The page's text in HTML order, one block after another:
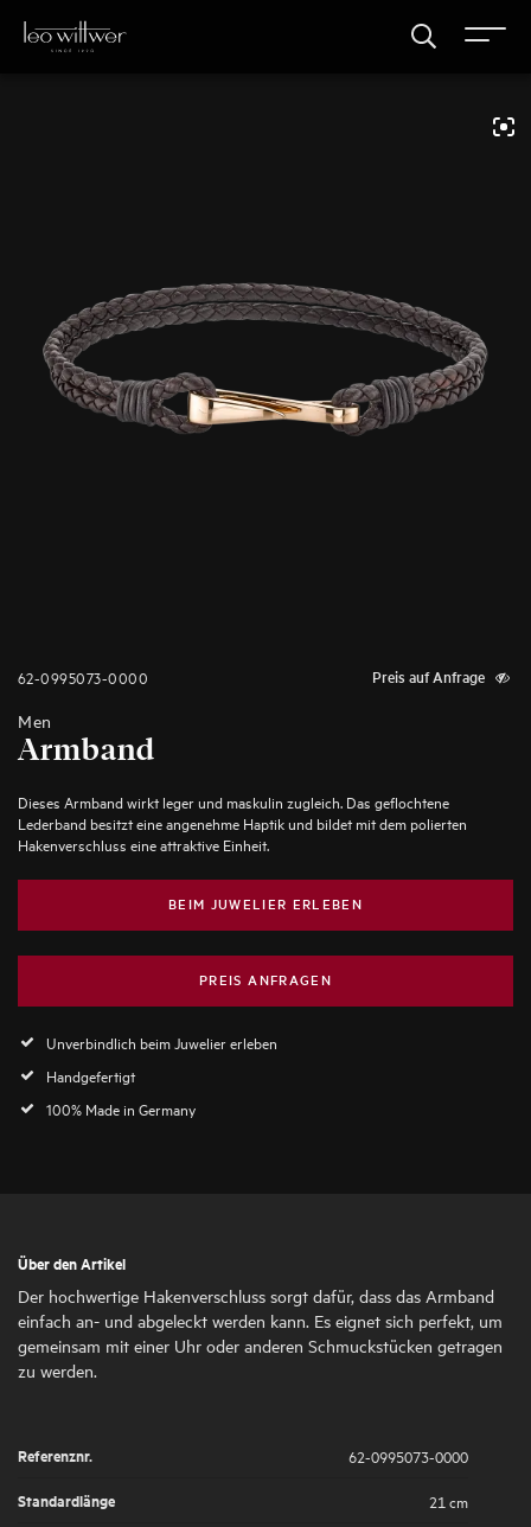
62-0995073-0000 Preis auf Anfrage
Men
Armband
Dieses Armband wirkt leger und maskulin zugleich. Das geflochtene
Lederband besitzt eine angenehme Haptik und bildet mit dem polierten
Hakenverschluss eine attraktive Einheit.
BEIM JUWELIER ERLEBEN
PREIS ANFRAGEN
Unverbindlich beim Juwelier erleben
Handgefertigt
100% Made in Germany
Über den Artikel
Der hochwertige Hakenverschluss sorgt dafür, dass das Armband
einfach an- und abgeleckt werden kann. Es eignet sich perfekt, um
gemeinsam mit einer Uhr oder anderen Schmuckstücken getragen
zu werden.
Referenznr.
62-0995073-0000
Standardlänge
21 cm